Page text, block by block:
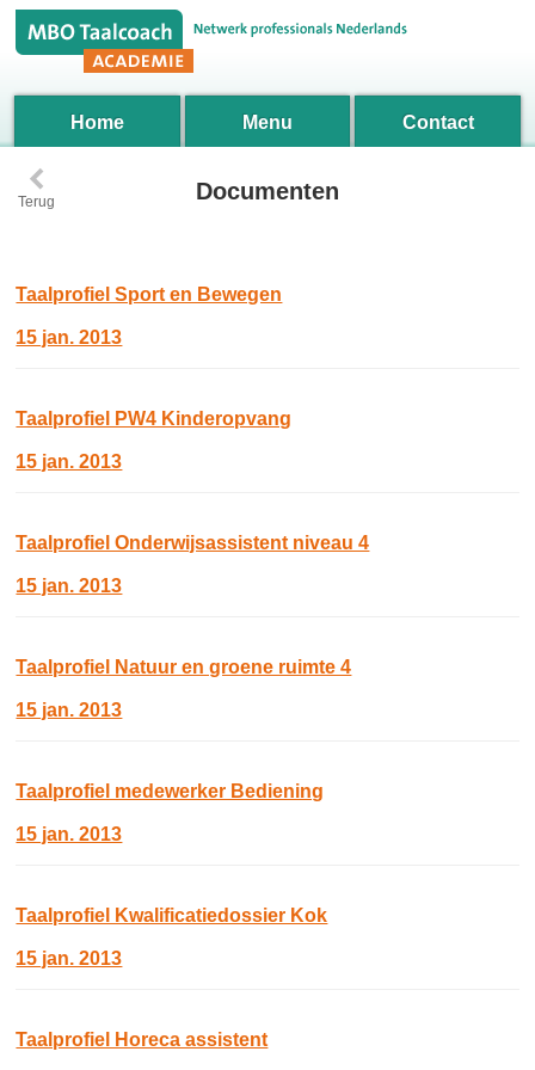
Home Menu Contact
‹
Terug Documenten
Taalprofiel Sport en Bewegen
15 jan. 2013
Taalprofiel PW4 Kinderopvang
15 jan. 2013
Taalprofiel Onderwijsassistent niveau 4
15 jan. 2013
Taalprofiel Natuur en groene ruimte 4
15 jan. 2013
Taalprofiel medewerker Bediening
15 jan. 2013
Taalprofiel Kwalificatiedossier Kok
15 jan. 2013
Taalprofiel Horeca assistent